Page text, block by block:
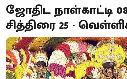
ஜோதிட நாள்காட்டி
சித்திரை 25 -